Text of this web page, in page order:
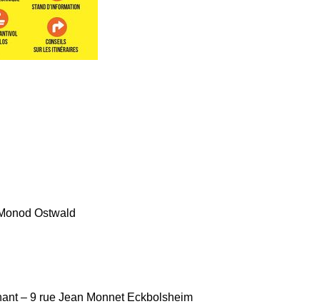
Ostwald
– 9 rue Jean Monnet Eckbolsheim